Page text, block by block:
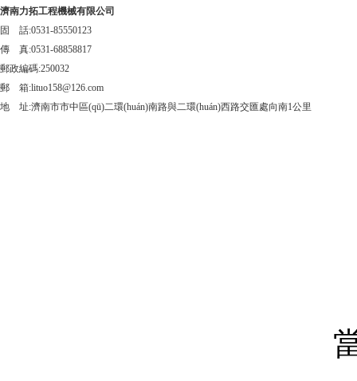
濟南力拓工程機械有限公司
固 話:0531-85550123
傳 真:0531-68858817
郵政編碼:250032
郵 箱:lituo158@126.com
地 址:濟南市市中區(qū)二環(huán)南路與二環(huán)西路交匯處向南1公里